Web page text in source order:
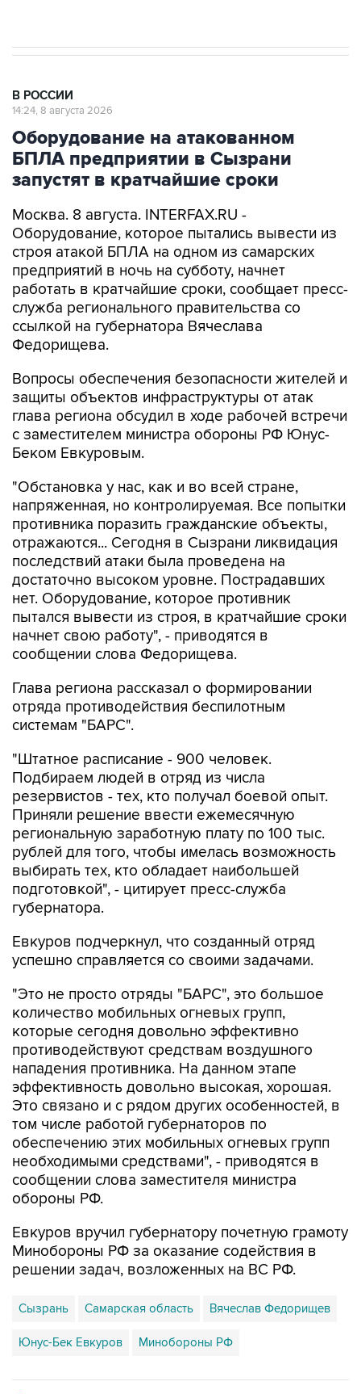
В РОССИИ
14:24, 8 августа 2026
Оборудование на атакованном
БПЛА предприятии в Сызрани
запустят в кратчайшие сроки
Москва. 8 августа. INTERFAX.RU -
Оборудование, которое пытались вывести из
строя атакой БПЛА на одном из самарских
предприятий в ночь на субботу, начнет
работать в кратчайшие сроки, сообщает пресс-
служба регионального правительства со
ссылкой на губернатора Вячеслава
Федорищева.
Вопросы обеспечения безопасности жителей и
защиты объектов инфраструктуры от атак
глава региона обсудил в ходе рабочей встречи
с заместителем министра обороны РФ Юнус-
Беком Евкуровым.
"Обстановка у нас, как и во всей стране,
напряженная, но контролируемая. Все попытки
противника поразить гражданские объекты,
отражаются... Сегодня в Сызрани ликвидация
последствий атаки была проведена на
достаточно высоком уровне. Пострадавших
нет. Оборудование, которое противник
пытался вывести из строя, в кратчайшие сроки
начнет свою работу", - приводятся в
сообщении слова Федорищева.
Глава региона рассказал о формировании
отряда противодействия беспилотным
системам "БАРС".
"Штатное расписание - 900 человек.
Подбираем людей в отряд из числа
резервистов - тех, кто получал боевой опыт.
Приняли решение ввести ежемесячную
региональную заработную плату по 100 тыс.
рублей для того, чтобы имелась возможность
выбирать тех, кто обладает наибольшей
подготовкой", - цитирует пресс-служба
губернатора.
Евкуров подчеркнул, что созданный отряд
успешно справляется со своими задачами.
"Это не просто отряды "БАРС", это большое
количество мобильных огневых групп,
которые сегодня довольно эффективно
противодействуют средствам воздушного
нападения противника. На данном этапе
эффективность довольно высокая, хорошая.
Это связано и с рядом других особенностей, в
том числе работой губернаторов по
обеспечению этих мобильных огневых групп
необходимыми средствами", - приводятся в
сообщении слова заместителя министра
обороны РФ.
Евкуров вручил губернатору почетную грамоту
Минобороны РФ за оказание содействия в
решении задач, возложенных на ВС РФ.
Сызрань Самарская область Вячеслав Федорищев
Юнус-Бек Евкуров Минобороны РФ